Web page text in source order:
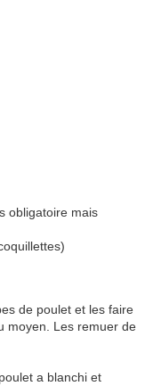
obligatoire mais
de poulet et les faire
moyen. Les remuer de
a blanchi et